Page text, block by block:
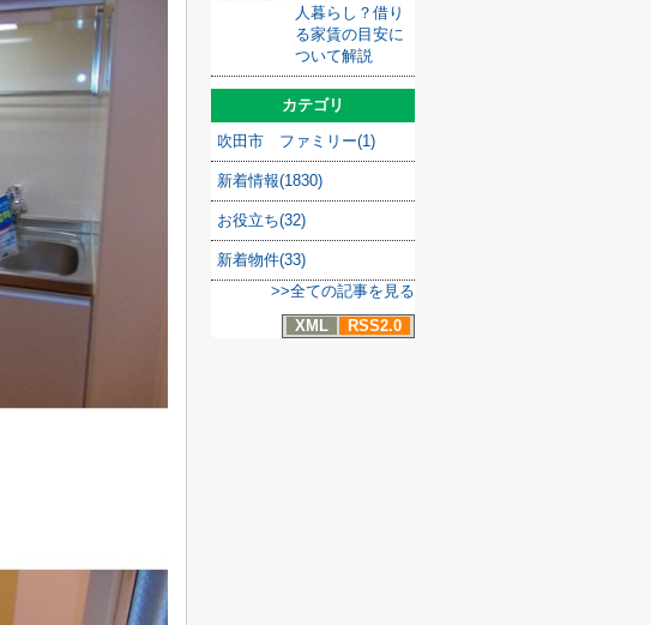
人暮らし？借り
る家賃の目安に
ついて解説
カテゴリ
吹田市 ファミリー(1)
新着情報(1830)
お役立ち(32)
新着物件(33)
>>全ての記事を見る
XML
RSS2.0